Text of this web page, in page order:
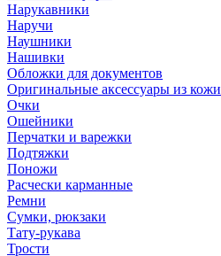
Нарукавники
Наручи
Наушники
Нашивки
Обложки для документов
Оригинальные аксессуары из кожи
Очки
Ошейники
Перчатки и варежки
Подтяжки
Поножи
Расчески карманные
Ремни
Сумки, рюкзаки
Тату-рукава
Трости